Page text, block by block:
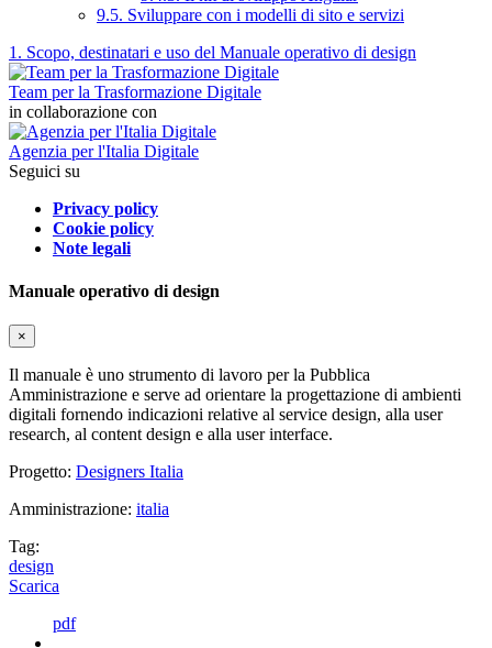
9.5. Sviluppare con i modelli di sito e servizi
1. Scopo, destinatari e uso del Manuale operativo di design
Team per la Trasformazione Digitale
in collaborazione con
Agenzia per l'Italia Digitale
Seguici su
Privacy policy
Cookie policy
Note legali
Manuale operativo di design
×
Il manuale è uno strumento di lavoro per la Pubblica
Amministrazione e serve ad orientare la progettazione di ambienti
digitali fornendo indicazioni relative al service design, alla user
research, al content design e alla user interface.
Progetto: Designers Italia
Amministrazione: italia
Tag:
design
Scarica
pdf